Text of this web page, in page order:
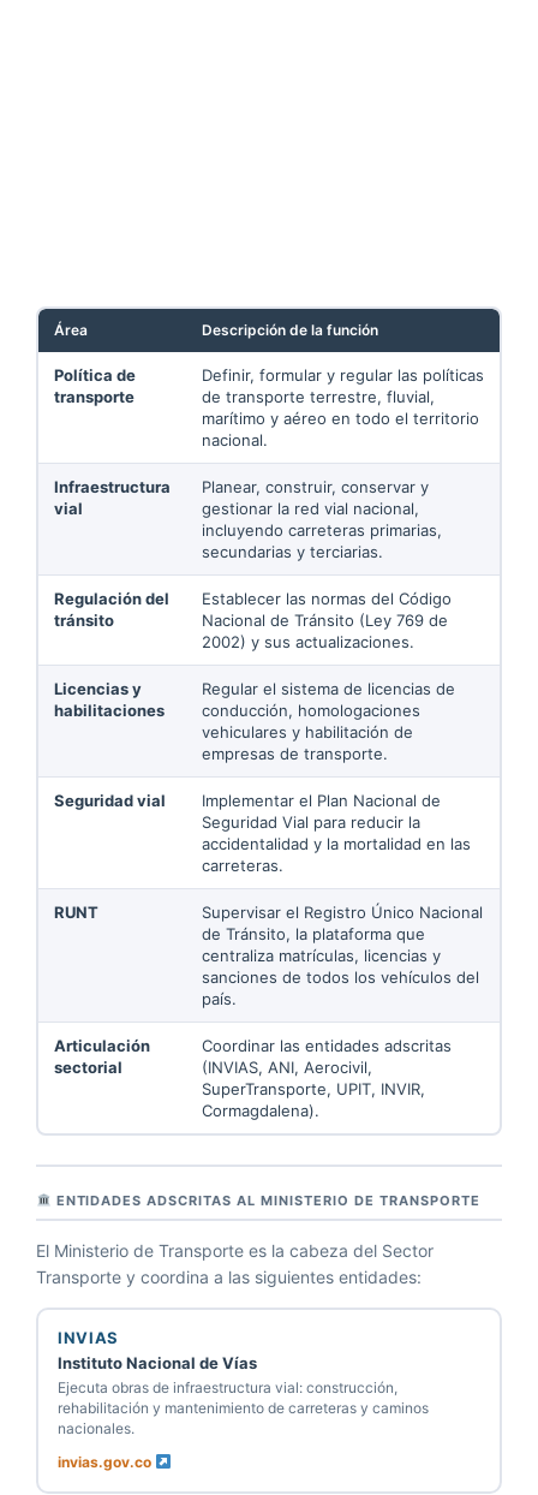
Área Descripción de la función
Política de
transporte
Definir, formular y regular las políticas
de transporte terrestre, fluvial,
marítimo y aéreo en todo el territorio
nacional.
Infraestructura
vial
Planear, construir, conservar y
gestionar la red vial nacional,
incluyendo carreteras primarias,
secundarias y terciarias.
Regulación del
tránsito
Establecer las normas del Código
Nacional de Tránsito (Ley 769 de
2002) y sus actualizaciones.
Licencias y
habilitaciones
Regular el sistema de licencias de
conducción, homologaciones
vehiculares y habilitación de
empresas de transporte.
Seguridad vial
Implementar el Plan Nacional de
Seguridad Vial para reducir la
accidentalidad y la mortalidad en las
carreteras.
RUNT
Supervisar el Registro Único Nacional
de Tránsito, la plataforma que
centraliza matrículas, licencias y
sanciones de todos los vehículos del
país.
Articulación
sectorial
Coordinar las entidades adscritas
(INVIAS, ANI, Aerocivil,
SuperTransporte, UPIT, INVIR,
Cormagdalena).
ENTIDADES ADSCRITAS AL MINISTERIO DE TRANSPORTE
El Ministerio de Transporte es la cabeza del Sector
Transporte y coordina a las siguientes entidades:
INVIAS
Instituto Nacional de Vías
Ejecuta obras de infraestructura vial: construcción,
rehabilitación y mantenimiento de carreteras y caminos
nacionales.
invias.gov.co